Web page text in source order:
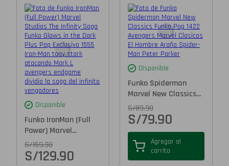
Disponible
Funko IronMan (Full
Power) Marvel...
S/159.90
S/129.90
Disponible
Funko Spiderman
Marvel New Classics...
S/89.90
S/79.90
Agregar al
carrito